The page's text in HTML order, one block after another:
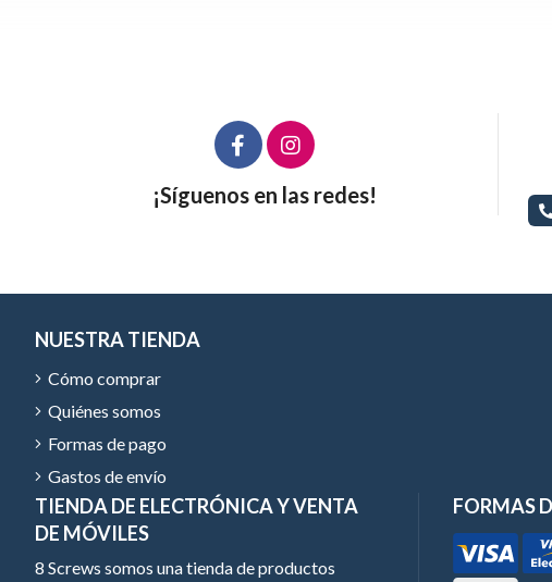
¡Síguenos en las redes!
TIENDA DE ELECTRÓNICA Y VENTA
DE MÓVILES
8 Screws somos una tienda de productos
FORMAS
NUESTRA TIENDA
Cómo comprar
Quiénes somos
Formas de pago
Gastos de envío